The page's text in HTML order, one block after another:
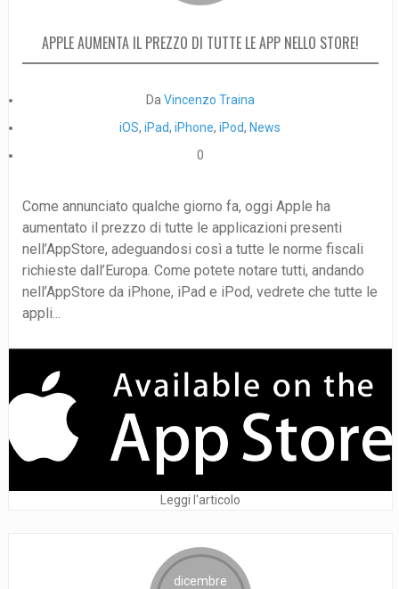
APPLE AUMENTA IL PREZZO DI TUTTE LE APP NELLO STORE!
Da Vincenzo Traina
iOS,iPad,iPhone,iPod, News
0
Come annunciato qualche giorno fa, oggi Apple ha
aumentato il prezzo di tutte le applicazioni presenti
nell’AppStore, adeguandosi così a tutte le norme fiscali
richieste dall’Europa. Come potete notare tutti, andando
nell’AppStore da iPhone, iPad e iPod, vedrete che tutte le
appli...
Leggi l'articolo
dicembre